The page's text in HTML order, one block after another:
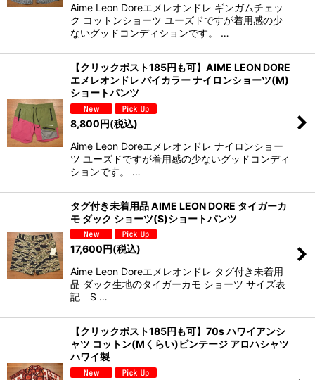
Aime Leon Doreエメレオンドレ ギンガムチェッ
ク コットンショーツ ユーズドですが着用感の少
ないグッドコンディションです。 …
【クリックポスト185円も可】AIME LEON DORE
エメレオンドレ バイカラー ナイロンショーツ(M)
ショートパンツ
8,800円(税込)
Aime Leon Doreエメレオンドレ ナイロンショー
ツ ユーズドですが着用感の少ないグッドコンディ
ションです。 …
タグ付き未着用品 AIME LEON DORE タイガーカ
モ ダック ショーツ(S)ショートパンツ
17,600円(税込)
Aime Leon Doreエメレオンドレ タグ付き未着用
品 ダック生地のタイガーカモ ショーツ サイズ表
記 S …
【クリックポスト185円も可】70s ハワイアンシ
ャツ コットン(Mくらい)ビンテージ アロハシャツ
ハワイ製